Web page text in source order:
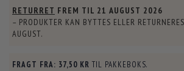
RETURRET FREM TIL 21 AUGUST 2026
– PRODUKTER KAN BYTTES ELLER
AUGUST.
FRAGT FRA: 37,50 KR TIL PAKKEBOKS.